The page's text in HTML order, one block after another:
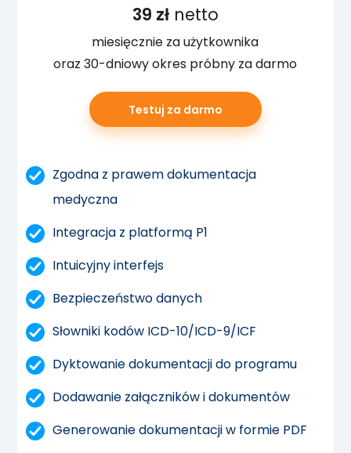
39 złnetto
miesięcznie za użytkownika
oraz 30-dniowy okres próbny za darmo
Testuj za darmo
Zgodna z prawem dokumentacja
medyczna
Integracja z platformą P1
Intuicyjny interfejs
Bezpieczeństwo danych
Słowniki kodów ICD-10/ICD-9/ICF
Dyktowanie dokumentacji do programu
Dodawanie załączników i dokumentów
Generowanie dokumentacji w formie PDF